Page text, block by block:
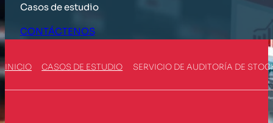
Casos de estudio
CONTÁCTENOS
INICIO CASOS DE ESTUDIO SERVICIO DE AUDITORÍA DE